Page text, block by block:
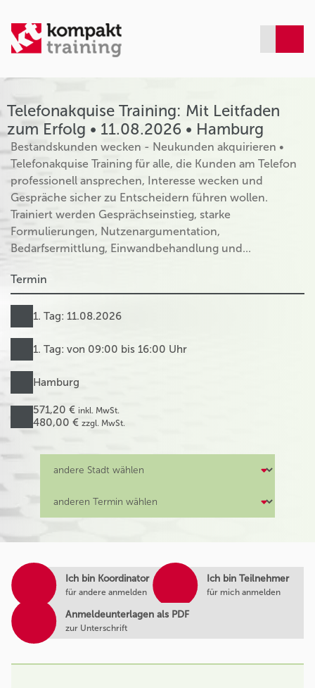
Telefonakquise Training: Mit Leitfaden
zum Erfolg • 11.08.2026 • Hamburg
Bestandskunden wecken - Neukunden akquirieren •
Telefonakquise Training für alle, die Kunden am Telefon
professionell ansprechen, Interesse wecken und
Gespräche sicher zu Entscheidern führen wollen.
Trainiert werden Gesprächseinstieg, starke
Formulierungen, Nutzenargumentation,
Bedarfsermittlung, Einwandbehandlung und...
Termin
1. Tag: 11.08.2026
1. Tag: von 09:00 bis 16:00 Uhr
Hamburg
571,20 € inkl. MwSt.
480,00 € zzgl. MwSt.
Ich bin Koordinator
für andere anmelden
Ich bin Teilnehmer
für mich anmelden
Anmeldeunterlagen als PDF
zur Unterschrift